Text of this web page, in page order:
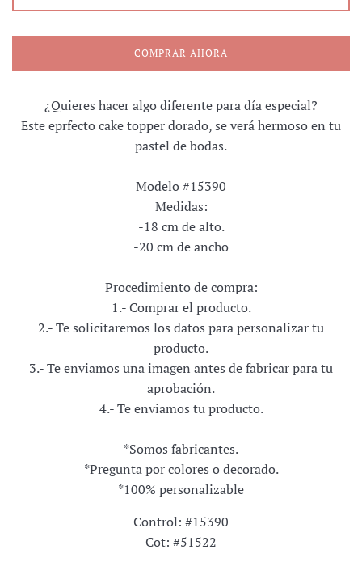
COMPRAR AHORA
¿Quieres hacer algo diferente para día especial?
Este eprfecto cake topper dorado, se verá hermoso en tu
pastel de bodas.
Modelo #15390
Medidas:
-18 cm de alto.
-20 cm de ancho
Procedimiento de compra:
1.- Comprar el producto.
2.- Te solicitaremos los datos para personalizar tu
producto.
3.- Te enviamos una imagen antes de fabricar para tu
aprobación.
4.- Te enviamos tu producto.
*Somos fabricantes.
*Pregunta por colores o decorado.
*100% personalizable
Control: #15390
Cot: #51522